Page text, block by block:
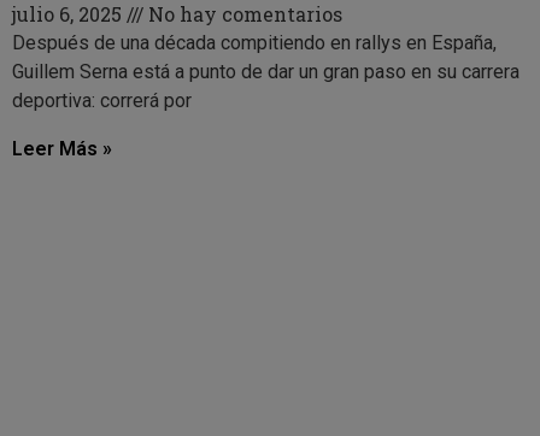
julio 6, 2025 No hay comentarios
Después de una década compitiendo en rallys en España,
Guillem Serna está a punto de dar un gran paso en su carrera
deportiva: correrá por
Leer Más »